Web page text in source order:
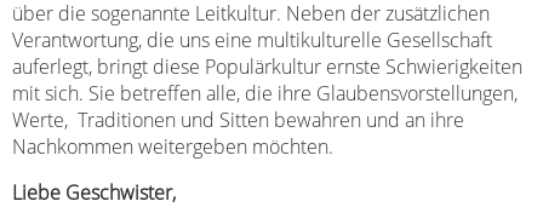
über die sogenannte Leitkultur. Neben der zusätzlichen
Verantwortung, die uns eine multikulturelle Gesellschaft
auferlegt, bringt diese Populärkultur ernste Schwierigkeiten
mit sich. Sie betreffen alle, die ihre Glaubensvorstellungen,
Werte, Traditionen und Sitten bewahren und an ihre
Nachkommen weitergeben möchten.
Liebe Geschwister,